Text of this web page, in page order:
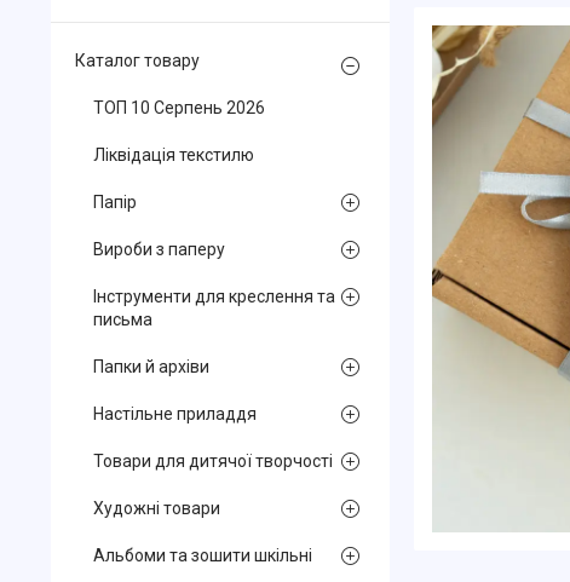
Каталог товару
ТОП 10 Серпень 2026
Ліквідація текстилю
Папір
Вироби з паперу
Інструменти для креслення та
письма
Папки й архіви
Настільне приладдя
Товари для дитячої творчості
Художні товари
Альбоми та зошити шкільні